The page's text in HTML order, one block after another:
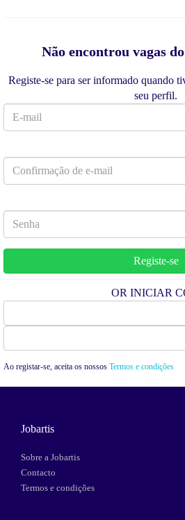
Não encontrou vagas
Registe-se para ser informado quando
seu perfil.
OR INICIAR
Ao registar-se, aceita os nossos Termos e condições
Jobartis
Sobre a Jobartis
Contacto
Termos e condições